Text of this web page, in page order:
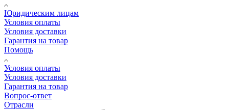
Юридическим лицам
Условия оплаты
Условия доставки
Гарантия на товар
Помощь
Условия оплаты
Условия доставки
Гарантия на товар
Вопрос-ответ
Отрасли